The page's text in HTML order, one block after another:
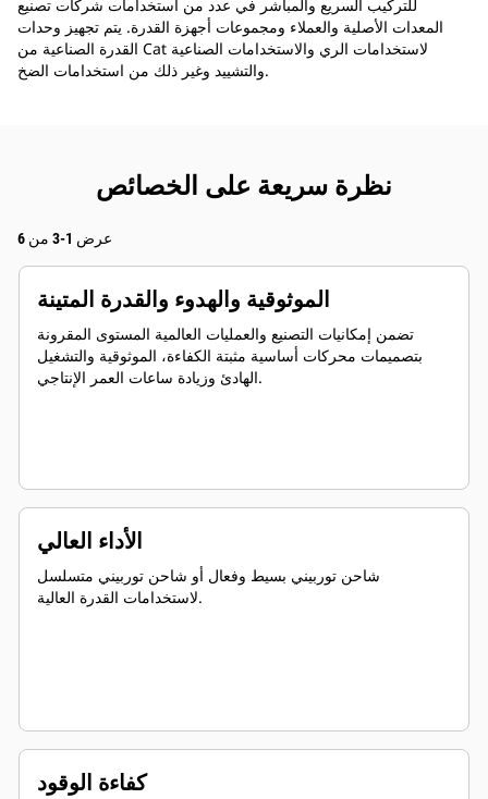
للتركيب السريع والمباشر في عدد من استخدامات شركات تصنيع
المعدات الأصلية والعملاء ومجموعات أجهزة القدرة. يتم تجهيز وحدات
القدرة الصناعية من Cat لاستخدامات الري والاستخدامات الصناعية
والتشييد وغير ذلك من استخدامات الضخ.
نظرة سريعة على الخصائص
عرض 1-3 من 6
الموثوقية والهدوء والقدرة المتينة
تضمن إمكانيات التصنيع والعمليات العالمية المستوى المقرونة
بتصميمات محركات أساسية مثبتة الكفاءة، الموثوقية والتشغيل
الهادئ وزيادة ساعات العمر الإنتاجي.
الأداء العالي
شاحن توربيني بسيط وفعال أو شاحن توربيني متسلسل
لاستخدامات القدرة العالية.
كفاءة الوقود